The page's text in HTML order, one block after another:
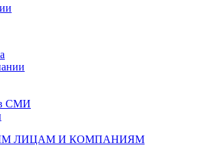
СМИ
ЛИЦАМ И КОМПАНИЯМ